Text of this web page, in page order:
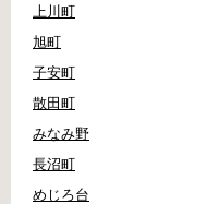
上川町
旭町
子安町
散田町
みなみ野
長沼町
めじろ台